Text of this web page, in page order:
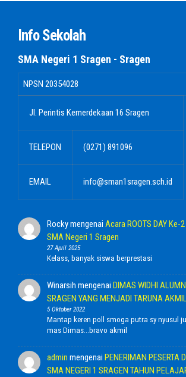
Info Sekolah
SMA Negeri 1 Sragen - Sragen
NPSN 20354028
Jl. Perintis Kemerdekaan 16 Sragen
TELEPON (0271) 891096
EMAIL info@sman1sragen.sch.id
Rockymengenai Acara ROOTS DAY Ke-
SMA Negeri 1 Sragen
27 April 2025
Kelass, banyak siswa berprestasi
Winarsih mengenai DIMAS WIDHI
SRAGEN YANG MENJADI TARUNA
5 Oktober 2022
Mantap keren poll smoga putra sy nyusul
mas Dimas...bravo akmil
admin mengenai PENERIMAN PESERTA
SMA NEGERI 1 SRAGEN TAHUN